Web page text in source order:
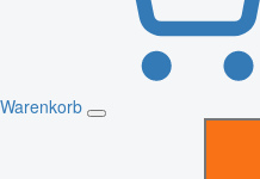
Warenkorb